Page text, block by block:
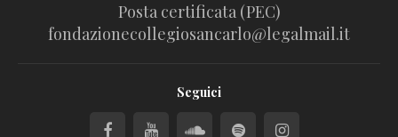
Posta certificata (PEC)
fondazionecollegiosancarlo@legalmail.it
Seguici